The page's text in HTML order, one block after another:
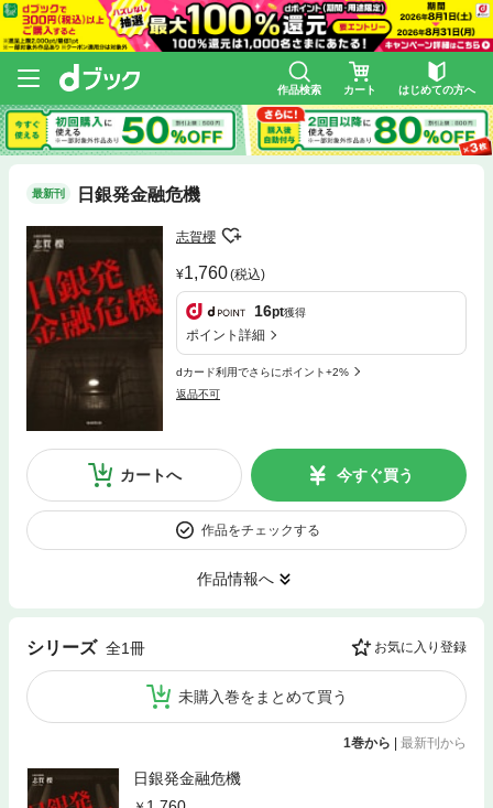
作品検索 カート はじめての方へ
最新刊 日銀発金融危機
志賀櫻
1,760(税込)
16pt獲得
ポイント詳細
dカード利用でさらにポイント+2%
返品不可
カートへ 今すぐ買う
作品をチェックする
作品情報へ
シリーズ 全1冊 お気に入り登録
未購入巻をまとめて買う
1巻から 最新刊から
日銀発金融危機